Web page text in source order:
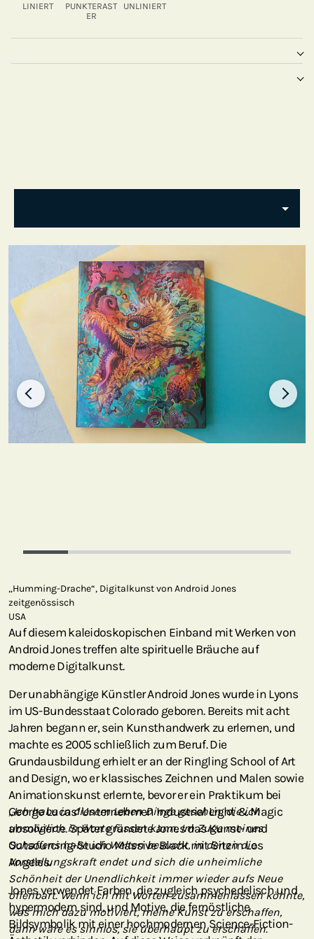
LINIERT
PUNKTERAST
ER
UNLINIERT
„Humming-Drache“, Digitalkunst von Android Jones
zeitgenössisch
USA
Auf diesem kaleidoskopischen Einband mit Werken von
Android Jones treffen alte spirituelle Bräuche auf
moderne Digitalkunst.
Der unabhängige Künstler Android Jones wurde in Lyons
im US-Bundesstaat Colorado geboren. Bereits mit acht
Jahren begann er, sein Kunsthandwerk zu erlernen, und
machte es 2005 schließlich zum Beruf. Die
Grundausbildung erhielt er an der Ringling School of Art
and Design, wo er klassisches Zeichnen und Malen sowie
Animationskunst erlernte, bevor er ein Praktikum bei
George Lucas’ Unternehmen Industrial Light & Magic
absolvierte. Später gründete Jones das Kunst- und
Outsourcing-Studio Massive Black mit Sitz in Los
Angeles.
Jones verwendet Farben, die zugleich psychedelisch und
hypermodern sind, und Motive, die fernöstliche
Bildsymbolik mit einer hochmodernen Science-Fiction-
„Ich habe in diesem Leben Dinge gesehen, die ich
unmöglich in Worte fassen kann. Im Zuge meines
Schaffens habe ich Welten besucht, in denen die
Vorstellungskraft endet und sich die unheimliche
Schönheit der Unendlichkeit immer wieder aufs Neue
offenbart. Wenn ich mit Worten zusammenfassen könnte,
was mich dazu motiviert, meine Kunst zu erschaffen,
dann wäre es sinnlos, sie überhaupt zu erschaffen.